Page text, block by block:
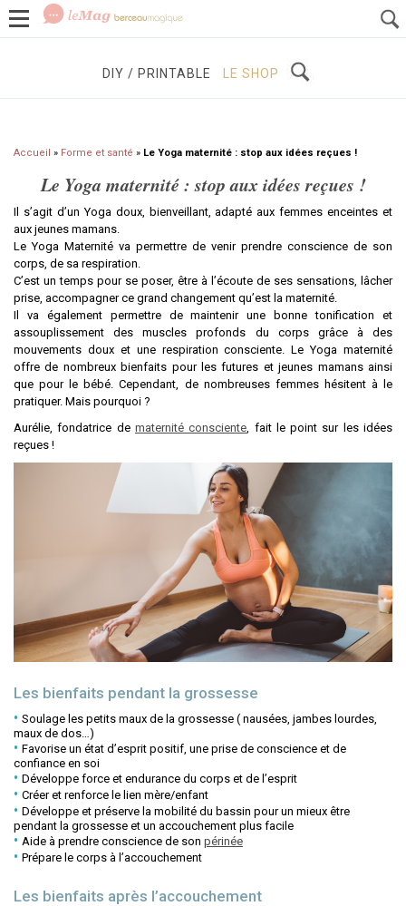
GROSSESSE BÉBÉS / ENFANTS
DIY / PRINTABLE LE SHOP
Accueil » Forme et santé » Le Yoga maternité : stop aux idées reçues !
Le Yoga maternité : stop aux idées reçues !
Il s’agit d’un Yoga doux, bienveillant, adapté aux femmes enceintes et
aux jeunes mamans.
Le Yoga Maternité va permettre de venir prendre conscience de son
corps, de sa respiration.
C’est un temps pour se poser, être à l’écoute de ses sensations, lâcher
prise, accompagner ce grand changement qu’est la maternité.
Il va également permettre de maintenir une bonne tonification et
assouplissement des muscles profonds du corps grâce à des
mouvements doux et une respiration consciente. Le Yoga maternité
offre de nombreux bienfaits pour les futures et jeunes mamans ainsi
que pour le bébé. Cependant, de nombreuses femmes hésitent à le
pratiquer. Mais pourquoi ?
Aurélie, fondatrice de maternité consciente, fait le point sur les idées
reçues !
Les bienfaits pendant la grossesse
Soulage les petits maux de la grossesse ( nausées, jambes lourdes,
maux de dos…)
Favorise un état d’esprit positif, une prise de conscience et de
confiance en soi
Développe force et endurance du corps et de l’esprit
Créer et renforce le lien mère/enfant
Développe et préserve la mobilité du bassin pour un mieux être
pendant la grossesse et un accouchement plus facile
Aide à prendre conscience de son périnée
Prépare le corps à l’accouchement
Les bienfaits après l’accouchement